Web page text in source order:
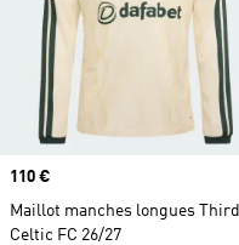
Prix
110 €
Maillot manches longues Third
Celtic FC 26/27